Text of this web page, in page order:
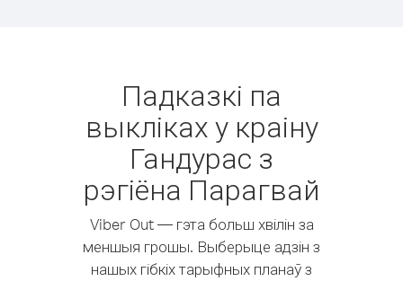
Падказкі па
выкліках у краіну
Гандурас з
рэгіёна Парагвай
Viber Out — гэта больш хвілін за
меншыя грошы. Выберыце адзін з
нашых гібкіх тарыфных планаў з